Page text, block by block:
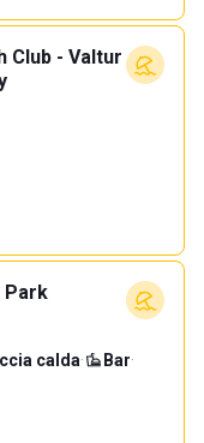
Club - Valtur
Park
calda· Bar·